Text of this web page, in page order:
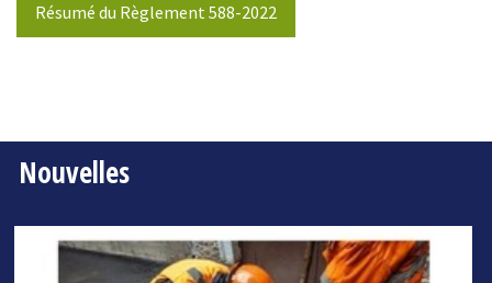
Résumé du Règlement 588-2022
Nouvelles